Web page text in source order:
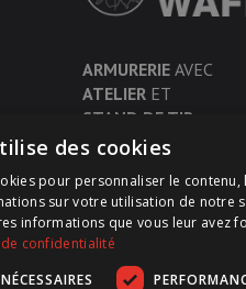
ARMURERIE AVEC
ATELIER ET
STAND DE TIR
des cookies
pour personnaliser le
sur votre utilisation de notre
informations que vous leur avez
confidentialité